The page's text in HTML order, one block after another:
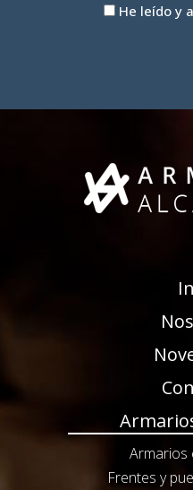
He leído y
Armarios
Frentes y